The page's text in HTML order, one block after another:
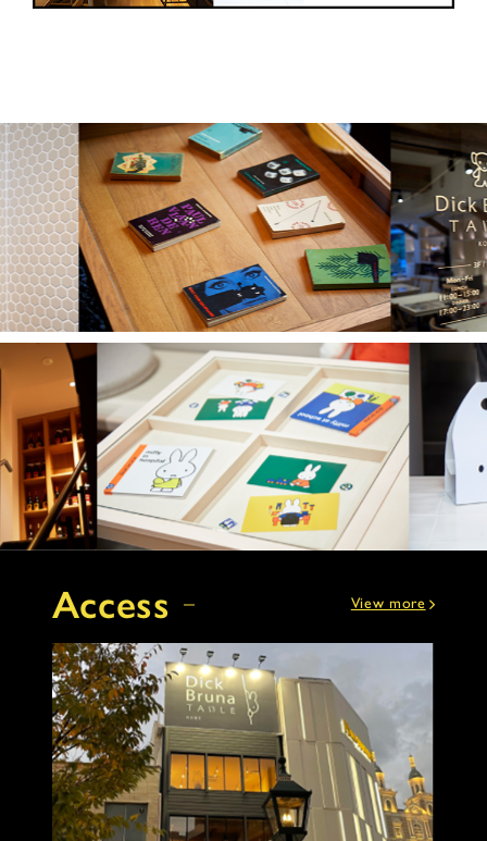
Access View more